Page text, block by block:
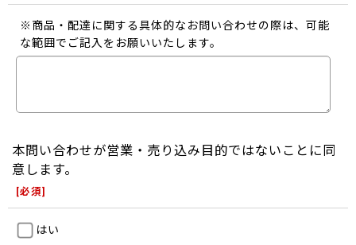
※商品・配達に関する具体的なお問い合わせの際は、可能
な範囲でご記入をお願いいたします。
本問い合わせが営業・売り込み目的ではないことに同
意します。
[必須]
はい